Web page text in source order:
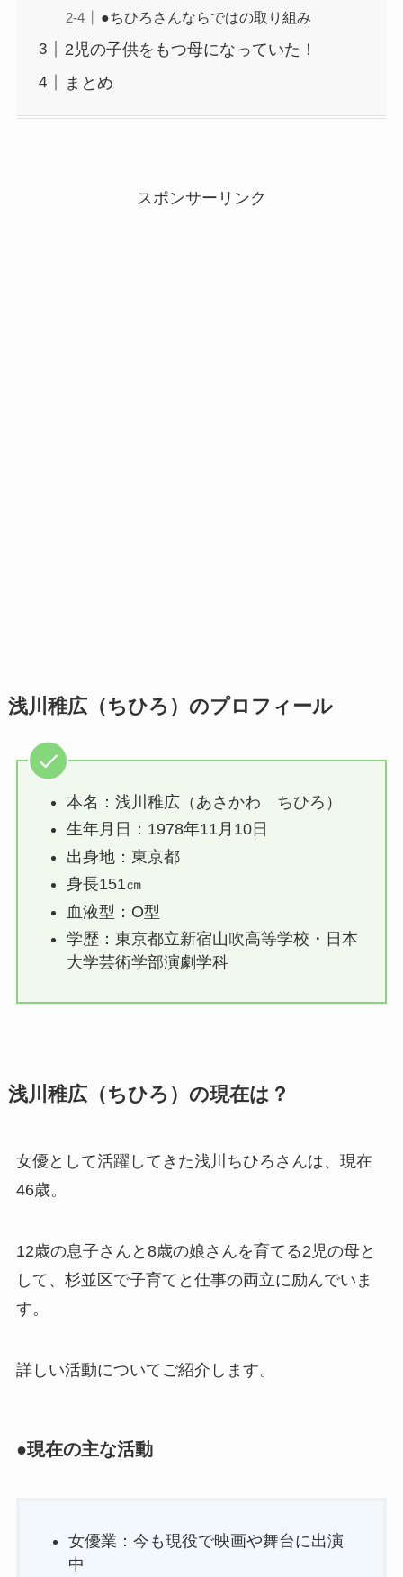
●ちひろさんならではの取り組み
2児の子供をもつ母になっていた！
まとめ
スポンサーリンク
浅川稚広（ちひろ）のプロフィール
本名：浅川稚広（あさかわ ちひろ）
生年月日：1978年11月10日
出身地：東京都
身長151㎝
血液型：O型
学歴：東京都立新宿山吹高等学校・日本
大学芸術学部演劇学科
浅川稚広（ちひろ）の現在は？
女優として活躍してきた浅川ちひろさんは、現在
46歳。
12歳の息子さんと8歳の娘さんを育てる2児の母と
して、杉並区で子育てと仕事の両立に励んでいま
す。
詳しい活動についてご紹介します。
●現在の主な活動
女優業：今も現役で映画や舞台に出演
中